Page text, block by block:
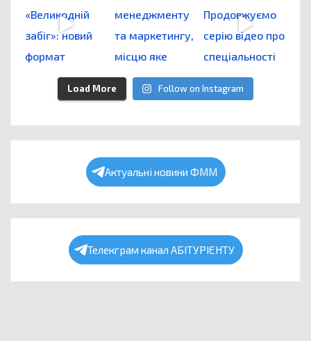
Load More Follow on Instagram
Актуальні новини ФММ
Телекграм канал АБІТУРІЄНТУ